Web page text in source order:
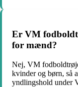
Er VM
for mænd?
Nej, VM
kvinder og børn, så
yndlingshold under